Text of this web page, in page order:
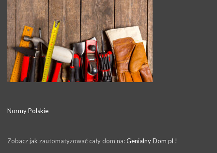
Normy Polskie
Zobacz jak zautomatyzować cały dom na:Genialny Dom pl !